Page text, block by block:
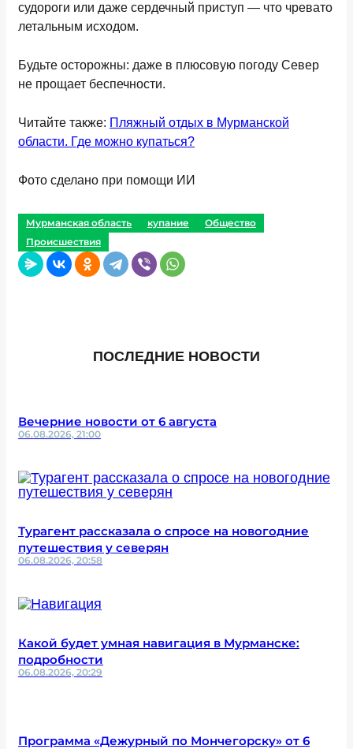
судороги или даже сердечный приступ — что чревато
летальным исходом.
Будьте осторожны: даже в плюсовую погоду Север
не прощает беспечности.
Читайте также: Пляжный отдых в Мурманской
области. Где можно купаться?
Фото сделано при помощи ИИ
Мурманская область купание
Общество
Происшествия
ПОСЛЕДНИЕ НОВОСТИ
Вечерние новости от 6 августа
06.08.2026, 21:00
Турагент рассказала о спросе на новогодние
путешествия у северян
06.08.2026, 20:58
Какой будет умная навигация в Мурманске:
подробности
06.08.2026, 20:29
Программа «Дежурный по Мончегорску» от 6